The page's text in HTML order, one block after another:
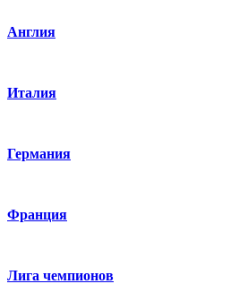
Англия
Италия
Германия
Франция
Лига чемпионов